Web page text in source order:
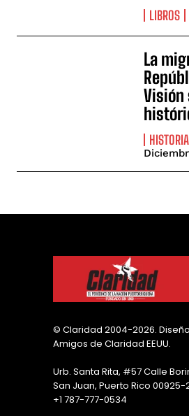
LIBROS
La
Visión
HISTORIA
© Claridad 2004-2026.
Amigos de Claridad EEUU.
Urb. Santa Rita, #57 Calle
San Juan, Puerto Rico 00925-
+1 787-777-0534